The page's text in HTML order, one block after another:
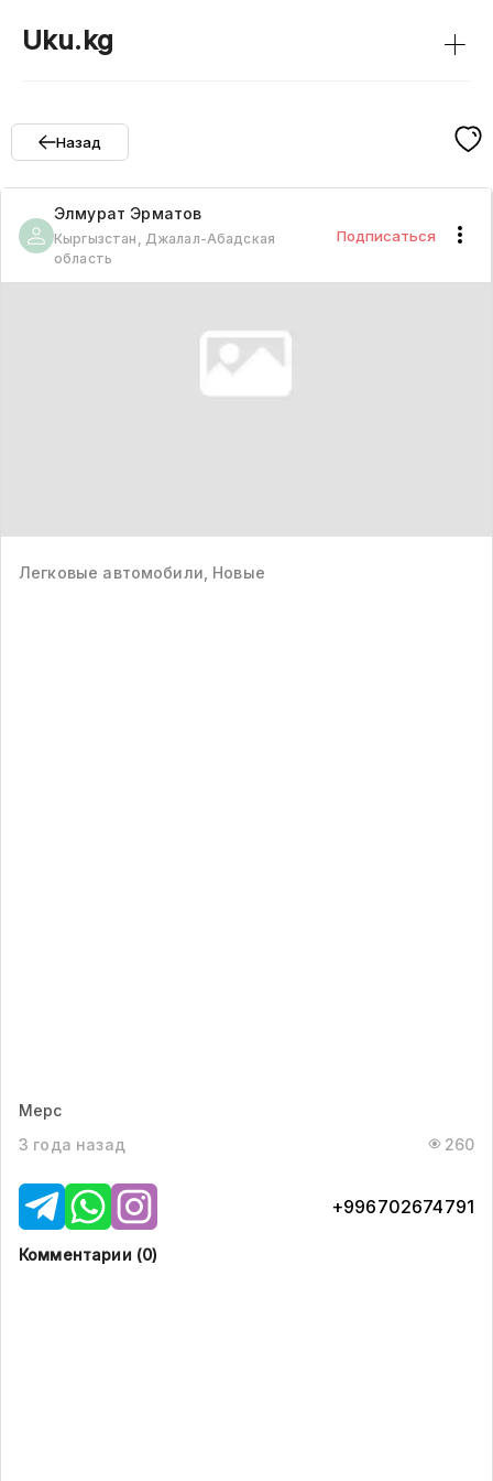
Uku.kg +
Назад
Элмурат Эрматов
Кыргызстан, Джалал-Абадская
область
Подписаться
Легковые автомобили, Новые
Мерс
3 года назад
260
+996702674791
Комментарии (0)